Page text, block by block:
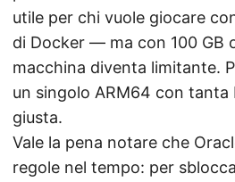
utile per chi vuole giocare
di Docker — ma con 100 GB
macchina diventa limitante.
un singolo ARM64 con tanta
giusta.
Vale la pena notare che
regole nel tempo: per